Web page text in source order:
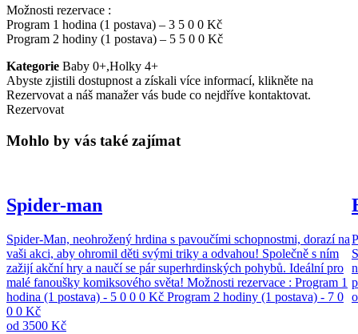
Možnosti rezervace :
Program 1 hodina (1 postava) – 3 5 0 0 Kč
Program 2 hodiny (1 postava) – 5 5 0 0 Kč
Kategorie Baby 0+,Holky 4+
Abyste zjistili dostupnost a získali více informací, klikněte na
Rezervovat a náš manažer vás bude co nejdříve kontaktovat.
Rezervovat
Mohlo by vás také zajímat
Spider-man
Spider-Man, neohrožený hrdina s pavoučími schopnostmi, dorazí na
vaši akci, aby ohromil děti svými triky a odvahou! Společně s ním
zažijí akční hry a naučí se pár superhrdinských pohybů. Ideální pro
malé fanoušky komiksového světa! Možnosti rezervace : Program 1
hodina (1 postava) - 5 0 0 0 Kč Program 2 hodiny (1 postava) - 7 0
0 0 Kč
od 3500 Kč